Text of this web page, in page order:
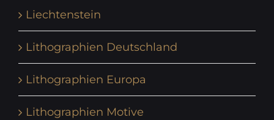
Liechtenstein
Lithographien Deutschland
Lithographien Europa
Lithographien Motive